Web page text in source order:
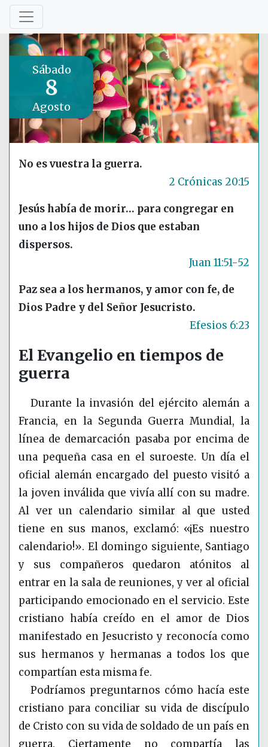
Sábado
8
Agosto
No es vuestra la guerra.
2 Crónicas 20:15
Jesús había de morir… para congregar en
uno a los hijos de Dios que estaban
dispersos.
Juan 11:51-52
Paz sea a los hermanos, y amor con fe, de
Dios Padre y del Señor Jesucristo.
Efesios 6:23
El Evangelio en tiempos de
guerra
Durante la invasión del ejército alemán a
Francia, en la Segunda Guerra Mundial, la
línea de demarcación pasaba por encima de
una pequeña casa en el suroeste. Un día el
oficial alemán encargado del puesto visitó a
la joven inválida que vivía allí con su madre.
Al ver un calendario similar al que usted
tiene en sus manos, exclamó: «¡Es nuestro
calendario!». El domingo siguiente, Santiago
y sus compañeros quedaron atónitos al
entrar en la sala de reuniones, y ver al oficial
participando emocionado en el servicio. Este
cristiano había creído en el amor de Dios
manifestado en Jesucristo y reconocía como
sus hermanos y hermanas a todos los que
compartían esta misma fe.
Podríamos preguntarnos cómo hacía este
cristiano para conciliar su vida de discípulo
de Cristo con su vida de soldado de un país en
guerra. Ciertamente no compartía las